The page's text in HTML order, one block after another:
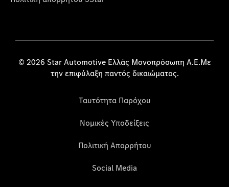
© 2026 Star Automotive Ελλάς Μονοπρόσωπη Α.Ε.Με
την επιφύλαξη παντός δικαιώματος.
Ταυτότητα Παρόχου
Νομικές Υποδείξεις
Πολιτική Απορρήτου
Social Media